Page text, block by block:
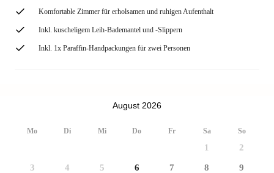
Komfortable Zimmer für erholsamen und ruhigen Aufenthalt
Inkl. kuscheligem Leih-Bademantel und -Slippern
Inkl. 1x Paraffin-Handpackungen für zwei Personen
August 2026
Mo Di Mi Do Fr Sa So
1 2
3 4 5 6 7 8 9